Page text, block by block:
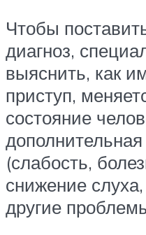
Чтобы
диагноз,
выяснить, как
приступ,
состояние
(слабость,
снижение
другие